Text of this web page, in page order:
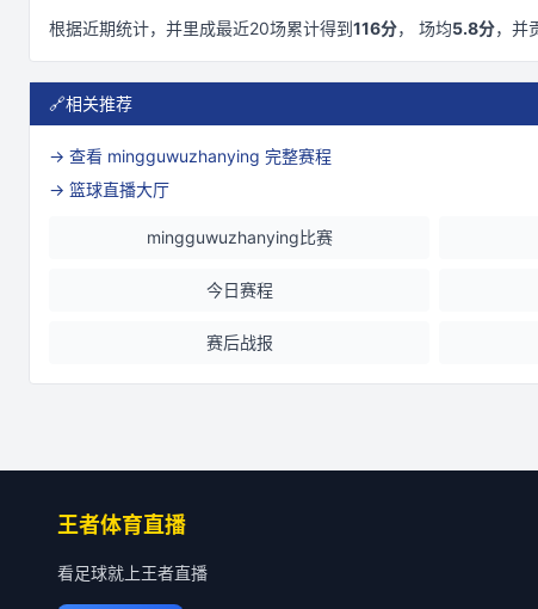
根据近期统计， 并里成最近20场累计得到116分， 场均5.8分，并
🔗相关推荐
→ 查看 mingguwuzhanying 完整赛程
→ 篮球直播大厅
mingguwuzhanying比赛
今日赛程
赛后战报
王者体育直播
看足球就上王者直播